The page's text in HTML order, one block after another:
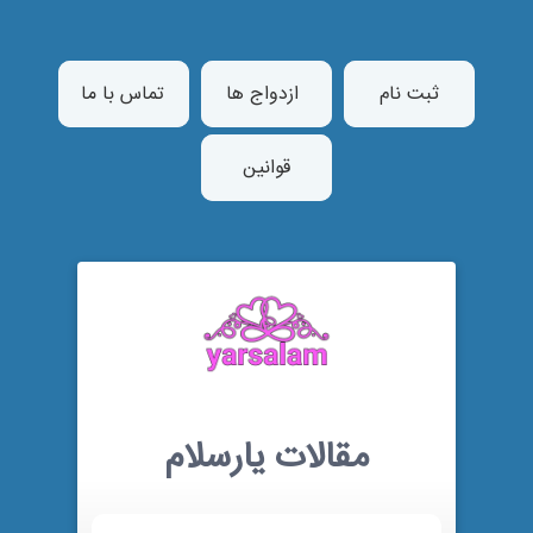
ثبت نام ازدواج ها تماس با ما
قوانین
مقالات یارسلام